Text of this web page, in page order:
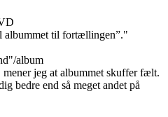
albummet til fortællingen”."
album
jeg at albummet skuffer fælt.
bedre end så meget andet på